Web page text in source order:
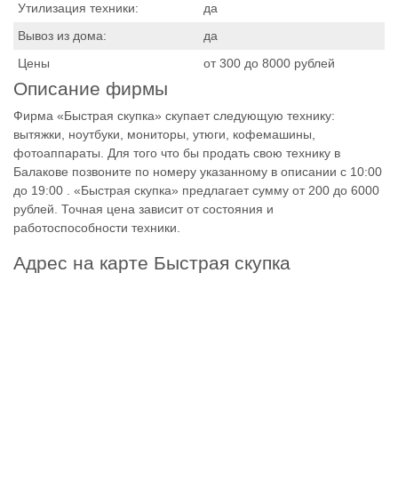
Утилизация техники:
да
Вывоз из дома:
да
Цены
от 300 до 8000 рублей
Описание фирмы
Фирма «Быстрая скупка» скупает следующую технику:
вытяжки, ноутбуки, мониторы, утюги, кофемашины,
фотоаппараты. Для того что бы продать свою технику в
Балакове позвоните по номеру указанному в описании с 10:00
до 19:00 . «Быстрая скупка» предлагает сумму от 200 до 6000
рублей. Точная цена зависит от состояния и
работоспособности техники.
Адрес на карте Быстрая скупка